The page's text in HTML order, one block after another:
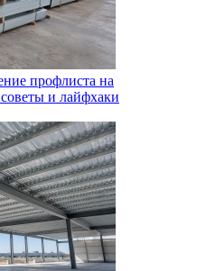
профлиста на
и лайфхаки